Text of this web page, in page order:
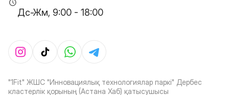
Дс-Жм, 9:00 - 18:00
"1Fit" ЖШС "Инновациялық технологиялар паркі" Дербес
кластерлік қорының (Астана Хаб) қатысушысы